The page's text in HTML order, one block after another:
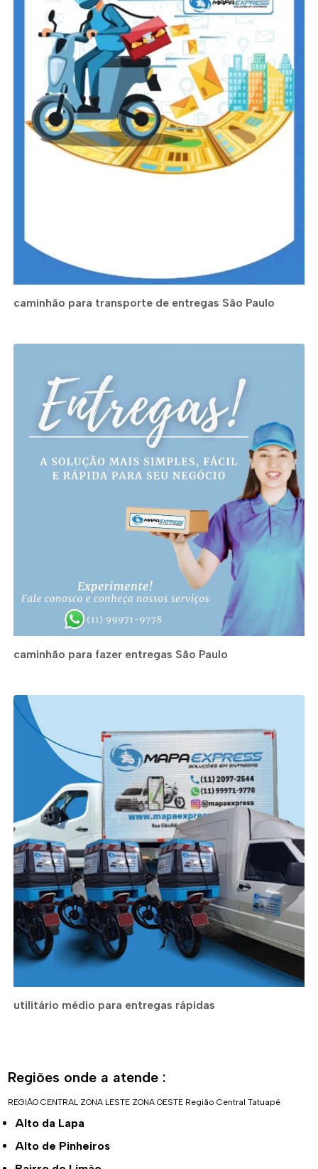
caminhão para transporte de entregas São Paulo
caminhão para fazer entregas São Paulo
utilitário médio para entregas rápidas
Regiões onde a atende :
REGIÃO CENTRAL ZONA LESTE ZONA OESTE Região Central Tatuapé
Alto da Lapa
Alto de Pinheiros